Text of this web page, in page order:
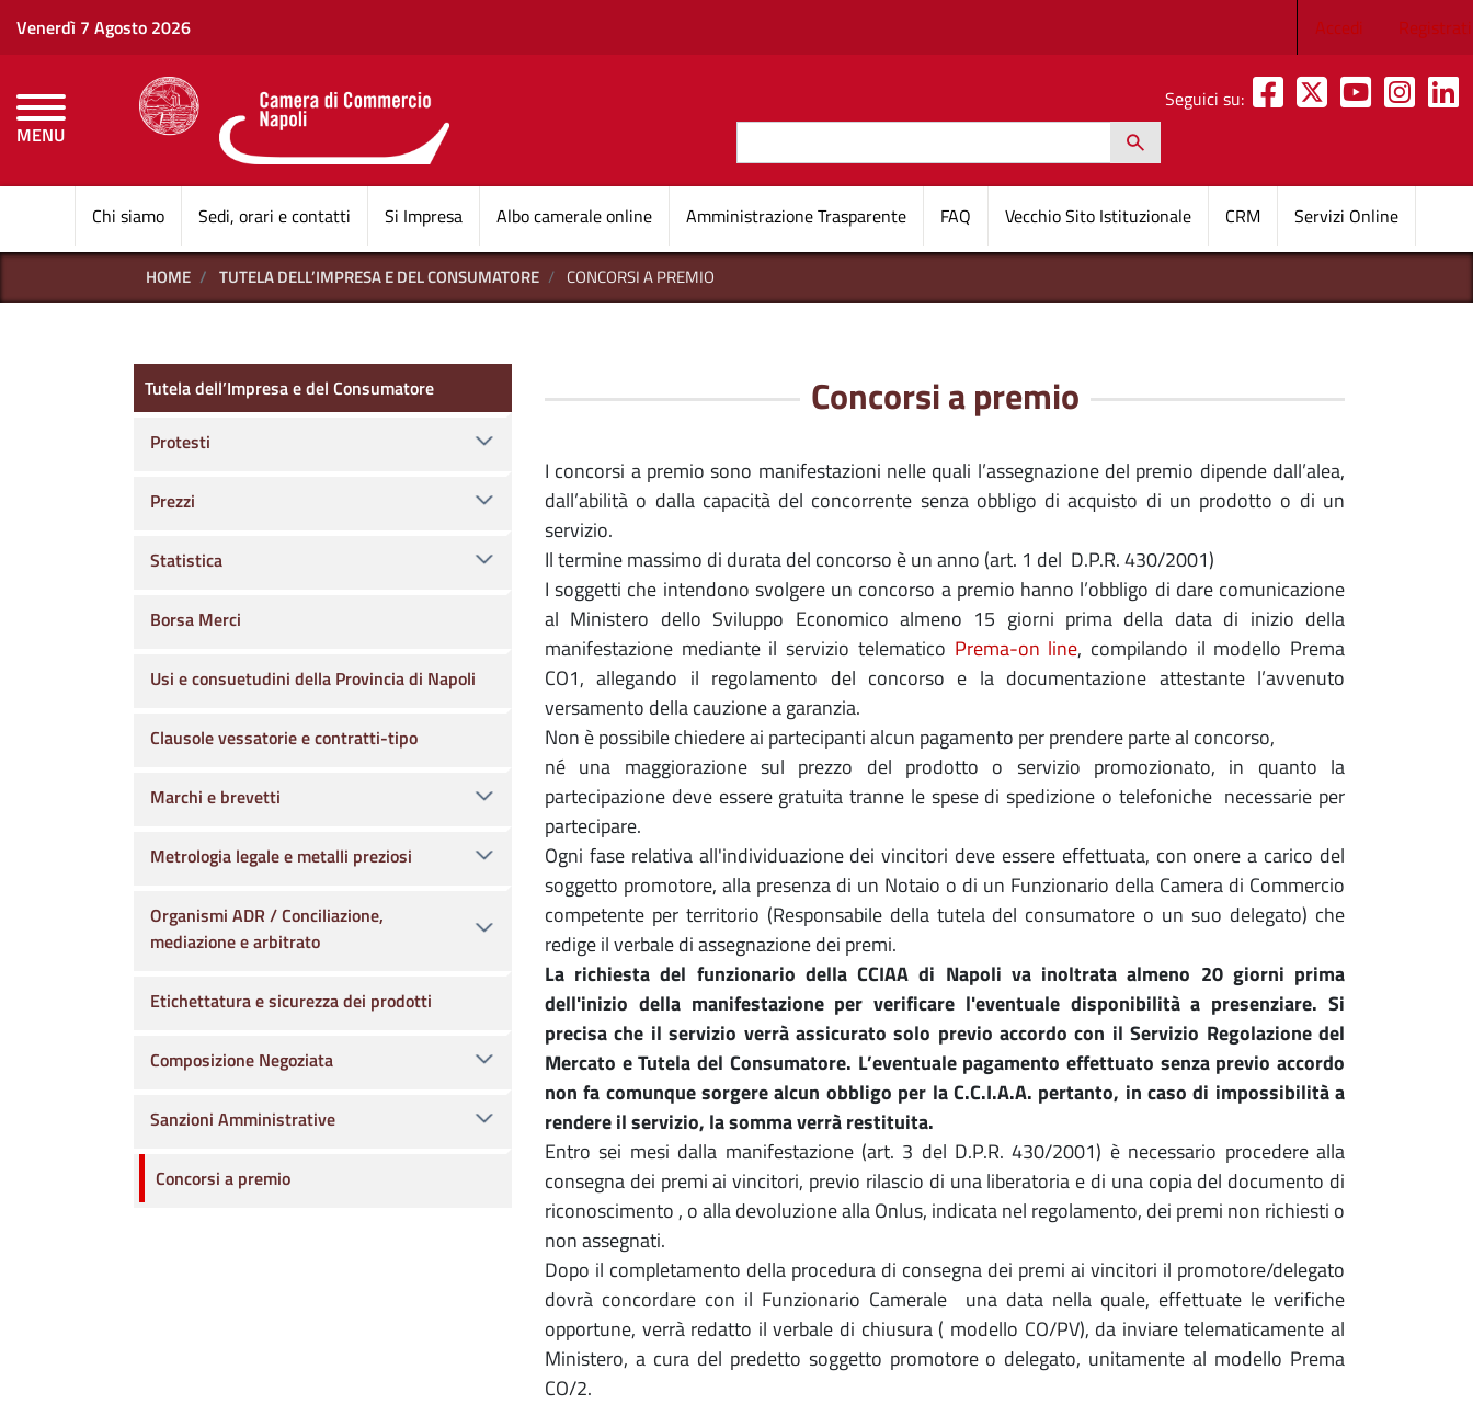
Venerdì 7 Agosto 2026 Menu
Accedi Registrati
MENU
CAMERE DI COMMERCIO D'ITALIA
Seguici su:
h
Navigazione principale
Chi siamo Sedi, orari e contatti Si Impresa Albo camerale online Amministrazione Trasparente FAQ Vecchio Sito Istituzionale CRM Servizi Online
HOME TUTELA DELL’IMPRESA E DEL CONSUMATORE CONCORSI A PREMIO
Concorsi a premio
I concorsi a premio sono manifestazioni nelle quali l’assegnazione del premio dipende dall’alea,
dall’abilità o dalla capacità del concorrente senza obbligo di acquisto di un prodotto o di un
servizio.
Il termine massimo di durata del concorso è un anno (art. 1 del D.P.R. 430/2001)
I soggetti che intendono svolgere un concorso a premio hanno l’obbligo di dare comunicazione
al Ministero dello Sviluppo Economico almeno 15 giorni prima della data di inizio della
manifestazione mediante il servizio telematico Prema-on line, compilando il modello Prema
CO1, allegando il regolamento del concorso e la documentazione attestante l’avvenuto
versamento della cauzione a garanzia.
Non è possibile chiedere ai partecipanti alcun pagamento per prendere parte al concorso,
né una maggiorazione sul prezzo del prodotto o servizio promozionato, in quanto la
partecipazione deve essere gratuita tranne le spese di spedizione o telefoniche necessarie per
partecipare.
Ogni fase relativa all'individuazione dei vincitori deve essere effettuata, con onere a carico del
soggetto promotore, alla presenza di un Notaio o di un Funzionario della Camera di Commercio
competente per territorio (Responsabile della tutela del consumatore o un suo delegato) che
redige il verbale di assegnazione dei premi.
La richiesta del funzionario della CCIAA di Napoli va inoltrata almeno 20 giorni prima
dell'inizio della manifestazione per verificare l'eventuale disponibilità a presenziare. Si
precisa che il servizio verrà assicurato solo previo accordo con il Servizio Regolazione del
Mercato e Tutela del Consumatore. L’eventuale pagamento effettuato senza previo accordo
non fa comunque sorgere alcun obbligo per la C.C.I.A.A. pertanto, in caso di impossibilità a
rendere il servizio, la somma verrà restituita.
Entro sei mesi dalla manifestazione (art. 3 del D.P.R. 430/2001) è necessario procedere alla
consegna dei premi ai vincitori, previo rilascio di una liberatoria e di una copia del documento di
riconoscimento , o alla devoluzione alla Onlus, indicata nel regolamento, dei premi non richiesti o
non assegnati.
Dopo il completamento della procedura di consegna dei premi ai vincitori il promotore/delegato
dovrà concordare con il Funzionario Camerale una data nella quale, effettuate le verifiche
opportune, verrà redatto il verbale di chiusura ( modello CO/PV), da inviare telematicamente al
Ministero, a cura del predetto soggetto promotore o delegato, unitamente al modello Prema
CO/2.
Tutela dell’Impresa e del Consumatore
Tutela dell’Impresa e del Consumatore
Protesti
Prezzi
Statistica
Borsa Merci
Usi e consuetudini della Provincia di Napoli
Clausole vessatorie e contratti-tipo
Marchi e brevetti
Metrologia legale e metalli preziosi
Organismi ADR / Conciliazione,
mediazione e arbitrato
Etichettatura e sicurezza dei prodotti
Composizione Negoziata
Sanzioni Amministrative
Concorsi a premio